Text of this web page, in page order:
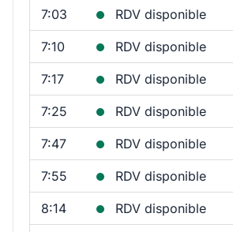
7:03 RDV disponible
7:10 RDV disponible
7:17 RDV disponible
7:25 RDV disponible
7:47 RDV disponible
7:55 RDV disponible
8:14 RDV disponible